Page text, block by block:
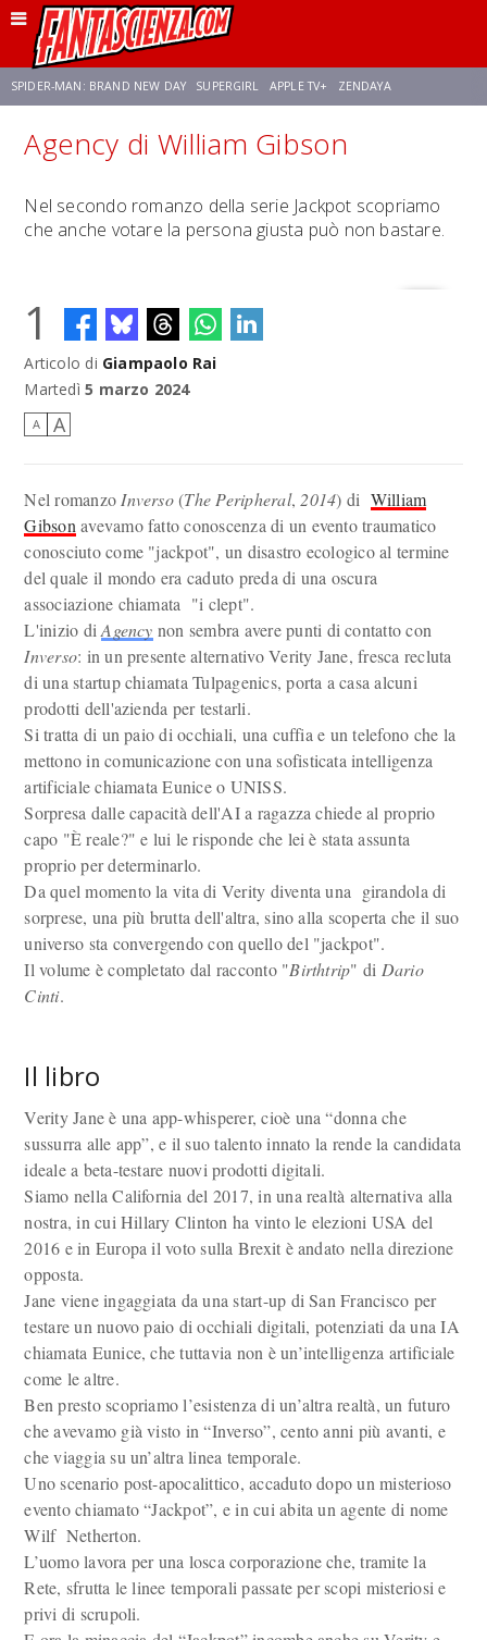
SPIDER-MAN: BRAND NEW DAY SUPERGIRL APPLE TV+ ZENDAYA
FRANCO RICCIARDIELLO AVENGERS: DOOMSDAY STAR TREK
SADIE SINK STAR TREK: STRANGE NEW WORLDS
Agency di William Gibson
Nel secondo romanzo della serie Jackpot scopriamo
che anche votare la persona giusta può non bastare.
1
Articolo di Giampaolo Rai
Martedì 5 marzo 2024
A A
Nel romanzo Inverso(The Peripheral, 2014) di William
Gibson avevamo fatto conoscenza di un evento traumatico
conosciuto come "jackpot", un disastro ecologico al termine
del quale il mondo era caduto preda di una oscura
associazione chiamata "i clept".
L'inizio diAgency non sembra avere punti di contatto con
Inverso: in un presente alternativo Verity Jane, fresca recluta
di una startup chiamata Tulpagenics, porta a casa alcuni
prodotti dell'azienda per testarli.
Si tratta di un paio di occhiali, una cuffia e un telefono che la
mettono in comunicazione con una sofisticata intelligenza
artificiale chiamata Eunice o UNISS.
Sorpresa dalle capacità dell'AI a ragazza chiede al proprio
capo "È reale?" e lui le risponde che lei è stata assunta
proprio per determinarlo.
Da quel momento la vita di Verity diventa una girandola di
sorprese, una più brutta dell'altra, sino alla scoperta che il suo
universo sta convergendo con quello del "jackpot".
Il volume è completato dal racconto "Birthtrip" di Dario
Cinti.
Il libro
Verity Jane è una app-whisperer, cioè una “donna che
sussurra alle app”, e il suo talento innato la rende la candidata
ideale a beta-testare nuovi prodotti digitali.
Siamo nella California del 2017, in una realtà alternativa alla
nostra, in cui Hillary Clinton ha vinto le elezioni USA del
2016 e in Europa il voto sulla Brexit è andato nella direzione
opposta.
Jane viene ingaggiata da una start-up di San Francisco per
testare un nuovo paio di occhiali digitali, potenziati da una IA
chiamata Eunice, che tuttavia non è un’intelligenza artificiale
come le altre.
Ben presto scopriamo l’esistenza di un’altra realtà, un futuro
che avevamo già visto in “Inverso”, cento anni più avanti, e
che viaggia su un’altra linea temporale.
Uno scenario post-apocalittico, accaduto dopo un misterioso
evento chiamato “Jackpot”, e in cui abita un agente di nome
Wilf Netherton.
L’uomo lavora per una losca corporazione che, tramite la
Rete, sfrutta le linee temporali passate per scopi misteriosi e
privi di scrupoli.